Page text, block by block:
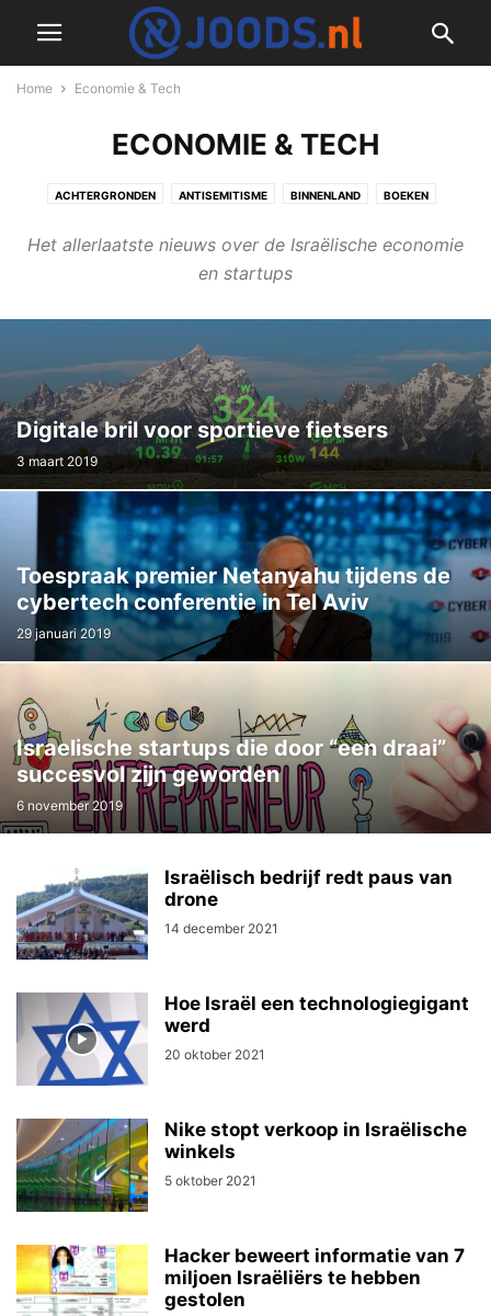
Home Economie & Tech
ECONOMIE & TECH
ACHTERGRONDEN ANTISEMITISME BINNENLAND BOEKEN
DIVERS ECONOMIE & TECH GESCHIEDENIS ISRAËL NIEUWS
OPINIE & COLUMNS
Het allerlaatste nieuws over de Israëlische economie
en startups
Digitale bril voor sportieve fietsers
3 maart 2019
Toespraak premier Netanyahu tijdens de
cybertech conferentie in Tel Aviv
29 januari 2019
Israelische startups die door “een draai”
succesvol zijn geworden
6 november 2019
Israëlisch bedrijf redt paus van
drone
14 december 2021
Hoe Israël een technologiegigant
werd
20 oktober 2021
Nike stopt verkoop in Israëlische
winkels
5 oktober 2021
Hacker beweert informatie van 7
miljoen Israëliërs te hebben
gestolen